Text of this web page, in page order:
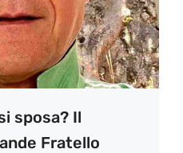
sposa? Il
Fratello